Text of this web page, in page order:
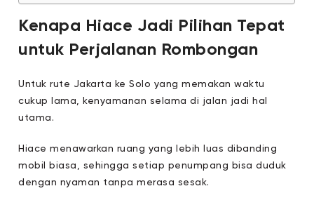
Kenapa Hiace Jadi Pilihan Tepat
untuk Perjalanan Rombongan
Untuk rute Jakarta ke Solo yang memakan waktu
cukup lama, kenyamanan selama di jalan jadi hal
utama.
Hiace menawarkan ruang yang lebih luas dibanding
mobil biasa, sehingga setiap penumpang bisa duduk
dengan nyaman tanpa merasa sesak.